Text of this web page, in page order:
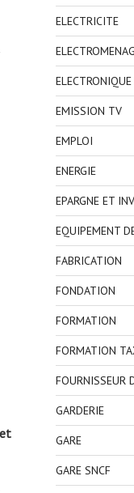
ELECTRICITE
EMISSION TV
EMPLOI
ENERGIE
EPARGNE ET
EQUIPEMENT
FABRICATION
FONDATION
FORMATION
FORMATION
FOURNISSEUR
GARDERIE
GARE
GARE SNCF